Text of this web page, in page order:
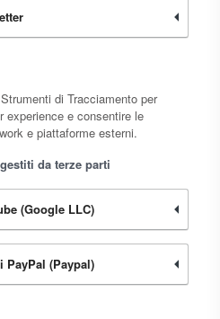
di Tracciamento per
experience e consentire le
e piattaforme esterni.
da terze parti
(Google LLC)
PayPal (Paypal)